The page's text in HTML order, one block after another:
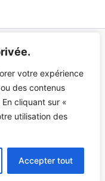
votre expérience
des contenus
cliquant sur «
utilisation des
Accepter tout
Astra